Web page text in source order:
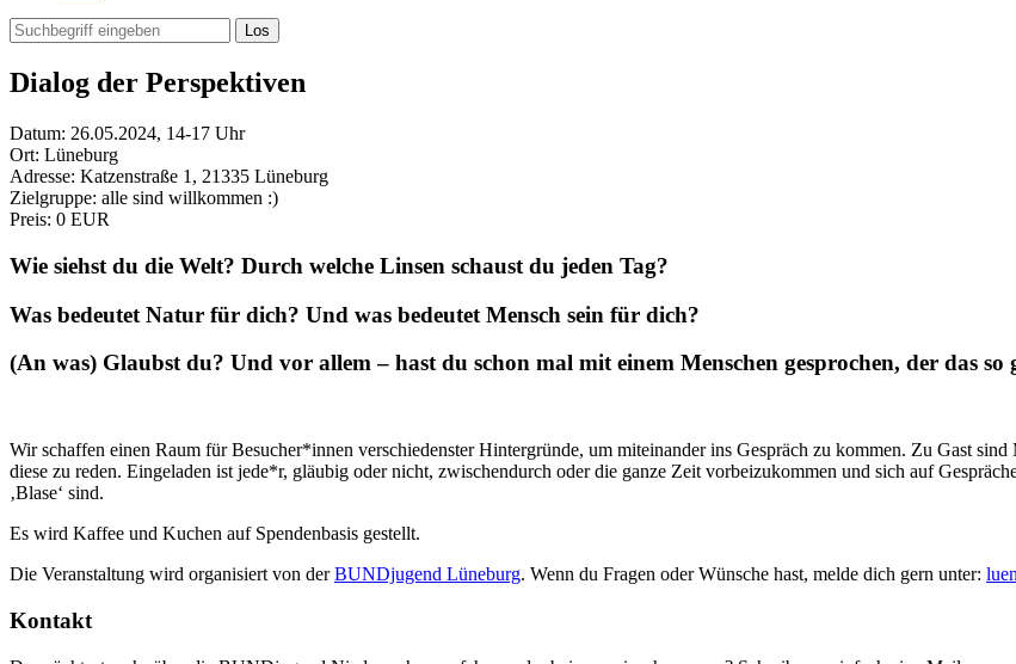
Dialog der Perspektiven
Datum: 26.05.2024, 14-17 Uhr
Ort: Lüneburg
Adresse: Katzenstraße 1, 21335 Lüneburg
Zielgruppe: alle sind willkommen :)
Preis: 0 EUR
Wie siehst du die Welt? Durch welche Linsen schaust du jeden Tag?
Was bedeutet Natur für dich? Und was bedeutet Mensch sein für dich?
(An was) Glaubst du? Und vor allem – hast du schon mal mit einem Menschen gesprochen, der das so
Wir schaffen einen Raum für Besucher*innen verschiedenster Hintergründe, um miteinander ins Gespräch zu kommen. Zu Gast
diese zu reden. Eingeladen ist jede*r, gläubig oder nicht, zwischendurch oder die ganze Zeit vorbeizukommen und sich auf
‚Blase‘ sind.
Es wird Kaffee und Kuchen auf Spendenbasis gestellt.
Die Veranstaltung wird organisiert von derBUNDjugend Lüneburg. Wenn du Fragen oder Wünsche hast, melde dich gern unter:
Kontakt